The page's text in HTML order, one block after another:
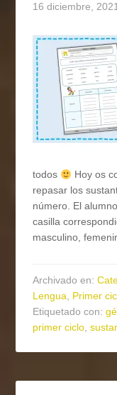
16 diciembre,
todos
Hoy os
repasar los
número. El
casilla
masculino,
Archivado en:
Lengua, Primer
Etiquetado con:
primer ciclo,